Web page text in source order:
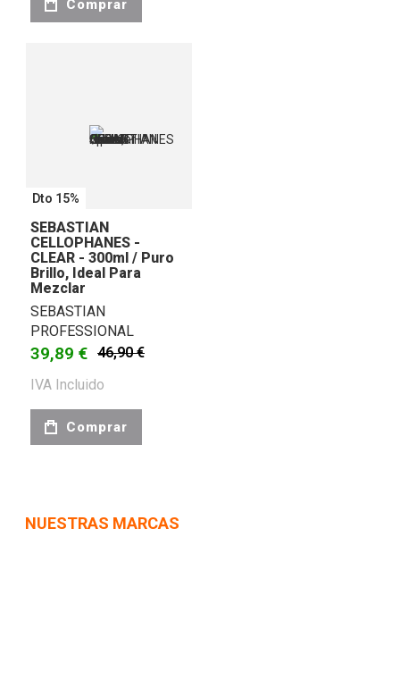
Comprar
Dto 15%
SEBASTIAN
CELLOPHANES -
CLEAR - 300ml / Puro
Brillo, Ideal Para
Mezclar
SEBASTIAN
PROFESSIONAL
39,89 € 46,90 €
IVA Incluido
Comprar
NUESTRAS MARCAS